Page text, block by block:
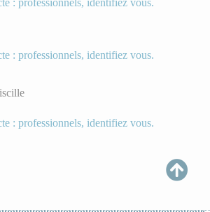
: professionnels, identifiez vous.
: professionnels, identifiez vous.
: professionnels, identifiez vous.